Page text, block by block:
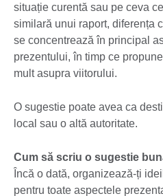
situație curentă sau pe ceva
similară unui raport, diferența
se concentrează în principal
prezentului, în timp ce
mult asupra viitorului.
O sugestie poate avea ca
local sau o altă autoritate.
Cum să scriu o sugestie
Încă o dată, organizează-ți
pentru toate aspectele